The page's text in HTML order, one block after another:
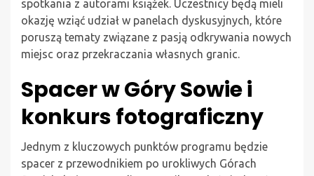
spotkania z autorami książek. Uczestnicy będą mieli
okazję wziąć udział w panelach dyskusyjnych, które
poruszą tematy związane z pasją odkrywania nowych
miejsc oraz przekraczania własnych granic.
Spacer w Góry Sowie i
konkurs fotograficzny
Jednym z kluczowych punktów programu będzie
spacer z przewodnikiem po urokliwych Górach